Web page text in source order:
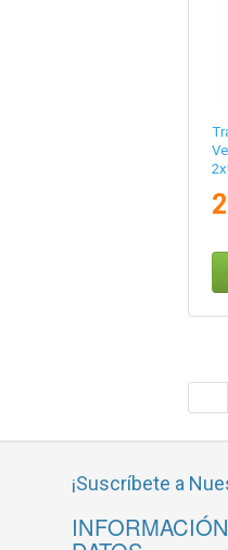
¡Suscríbete a